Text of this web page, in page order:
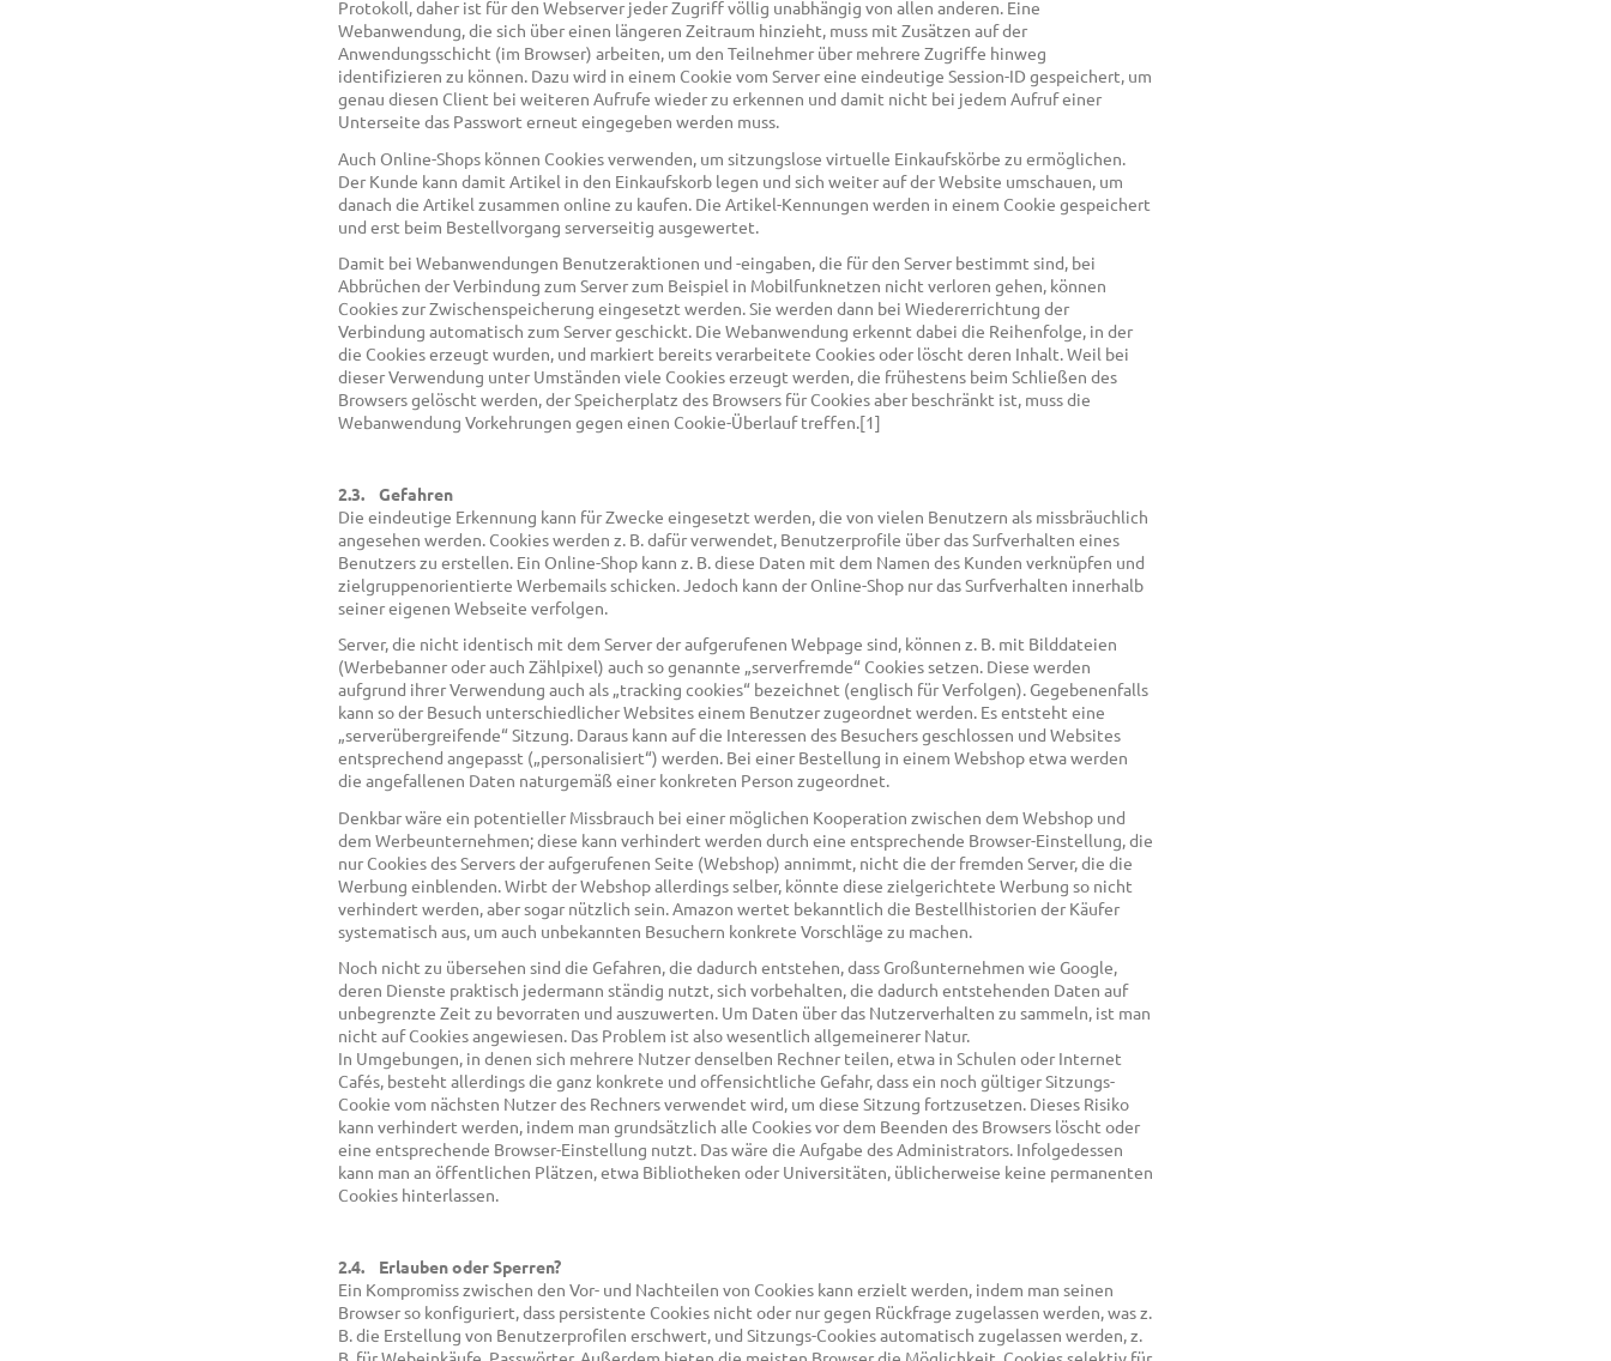
Protokoll, daher ist für den Webserver jeder Zugriff völlig unabhängig von allen anderen. Eine
Webanwendung, die sich über einen längeren Zeitraum hinzieht, muss mit Zusätzen auf der
Anwendungsschicht (im Browser) arbeiten, um den Teilnehmer über mehrere Zugriffe hinweg
identifizieren zu können. Dazu wird in einem Cookie vom Server eine eindeutige Session-ID gespeichert, um
genau diesen Client bei weiteren Aufrufe wieder zu erkennen und damit nicht bei jedem Aufruf einer
Unterseite das Passwort erneut eingegeben werden muss.
Auch Online-Shops können Cookies verwenden, um sitzungslose virtuelle Einkaufskörbe zu ermöglichen.
Der Kunde kann damit Artikel in den Einkaufskorb legen und sich weiter auf der Website umschauen, um
danach die Artikel zusammen online zu kaufen. Die Artikel-Kennungen werden in einem Cookie gespeichert
und erst beim Bestellvorgang serverseitig ausgewertet.
Damit bei Webanwendungen Benutzeraktionen und -eingaben, die für den Server bestimmt sind, bei
Abbrüchen der Verbindung zum Server zum Beispiel in Mobilfunknetzen nicht verloren gehen, können
Cookies zur Zwischenspeicherung eingesetzt werden. Sie werden dann bei Wiedererrichtung der
Verbindung automatisch zum Server geschickt. Die Webanwendung erkennt dabei die Reihenfolge, in der
die Cookies erzeugt wurden, und markiert bereits verarbeitete Cookies oder löscht deren Inhalt. Weil bei
dieser Verwendung unter Umständen viele Cookies erzeugt werden, die frühestens beim Schließen des
Browsers gelöscht werden, der Speicherplatz des Browsers für Cookies aber beschränkt ist, muss die
Webanwendung Vorkehrungen gegen einen Cookie-Überlauf treffen.[1]
2.3. Gefahren
Die eindeutige Erkennung kann für Zwecke eingesetzt werden, die von vielen Benutzern als missbräuchlich
angesehen werden. Cookies werden z. B. dafür verwendet, Benutzerprofile über das Surfverhalten eines
Benutzers zu erstellen. Ein Online-Shop kann z. B. diese Daten mit dem Namen des Kunden verknüpfen und
zielgruppenorientierte Werbemails schicken. Jedoch kann der Online-Shop nur das Surfverhalten innerhalb
seiner eigenen Webseite verfolgen.
Server, die nicht identisch mit dem Server der aufgerufenen Webpage sind, können z. B. mit Bilddateien
(Werbebanner oder auch Zählpixel) auch so genannte „serverfremde“ Cookies setzen. Diese werden
aufgrund ihrer Verwendung auch als „tracking cookies“ bezeichnet (englisch für Verfolgen). Gegebenenfalls
kann so der Besuch unterschiedlicher Websites einem Benutzer zugeordnet werden. Es entsteht eine
„serverübergreifende“ Sitzung. Daraus kann auf die Interessen des Besuchers geschlossen und Websites
entsprechend angepasst („personalisiert“) werden. Bei einer Bestellung in einem Webshop etwa werden
die angefallenen Daten naturgemäß einer konkreten Person zugeordnet.
Denkbar wäre ein potentieller Missbrauch bei einer möglichen Kooperation zwischen dem Webshop und
dem Werbeunternehmen; diese kann verhindert werden durch eine entsprechende Browser-Einstellung, die
nur Cookies des Servers der aufgerufenen Seite (Webshop) annimmt, nicht die der fremden Server, die die
Werbung einblenden. Wirbt der Webshop allerdings selber, könnte diese zielgerichtete Werbung so nicht
verhindert werden, aber sogar nützlich sein. Amazon wertet bekanntlich die Bestellhistorien der Käufer
systematisch aus, um auch unbekannten Besuchern konkrete Vorschläge zu machen.
Noch nicht zu übersehen sind die Gefahren, die dadurch entstehen, dass Großunternehmen wie Google,
deren Dienste praktisch jedermann ständig nutzt, sich vorbehalten, die dadurch entstehenden Daten auf
unbegrenzte Zeit zu bevorraten und auszuwerten. Um Daten über das Nutzerverhalten zu sammeln, ist man
nicht auf Cookies angewiesen. Das Problem ist also wesentlich allgemeinerer Natur.
In Umgebungen, in denen sich mehrere Nutzer denselben Rechner teilen, etwa in Schulen oder Internet
Cafés, besteht allerdings die ganz konkrete und offensichtliche Gefahr, dass ein noch gültiger Sitzungs-
Cookie vom nächsten Nutzer des Rechners verwendet wird, um diese Sitzung fortzusetzen. Dieses Risiko
kann verhindert werden, indem man grundsätzlich alle Cookies vor dem Beenden des Browsers löscht oder
eine entsprechende Browser-Einstellung nutzt. Das wäre die Aufgabe des Administrators. Infolgedessen
kann man an öffentlichen Plätzen, etwa Bibliotheken oder Universitäten, üblicherweise keine permanenten
Cookies hinterlassen.
2.4. Erlauben oder Sperren?
Ein Kompromiss zwischen den Vor- und Nachteilen von Cookies kann erzielt werden, indem man seinen
Browser so konfiguriert, dass persistente Cookies nicht oder nur gegen Rückfrage zugelassen werden, was z.
B. die Erstellung von Benutzerprofilen erschwert, und Sitzungs-Cookies automatisch zugelassen werden, z.